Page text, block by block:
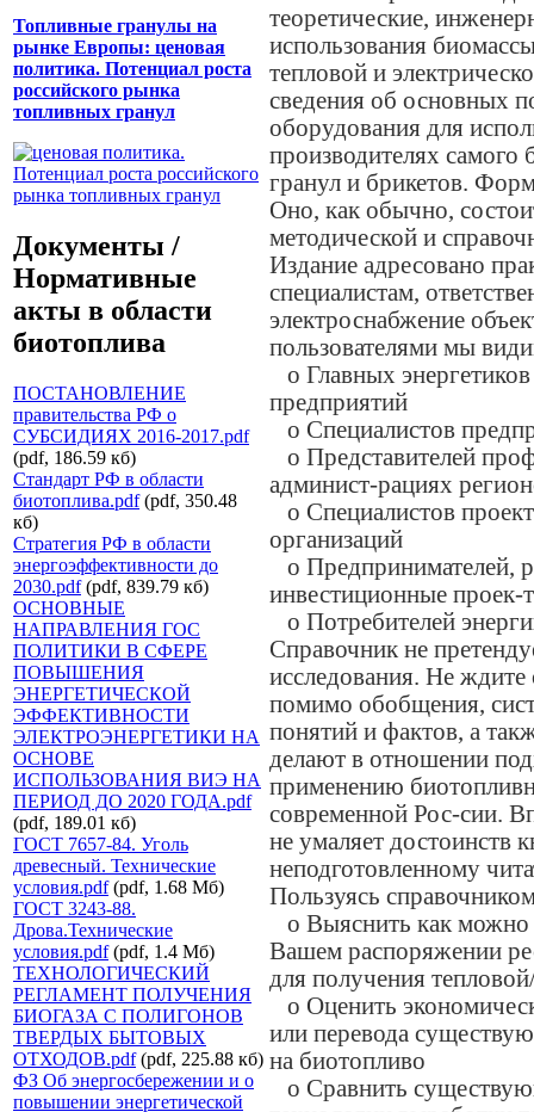
Топливные гранулы на
рынке Европы: ценовая
политика. Потенциал роста
российского рынка
топливных гранул
Документы /
Нормативные
акты в области
биотоплива
ПОСТАНОВЛЕНИЕ
правительства РФ о
СУБСИДИЯХ 2016-2017.pdf
(pdf, 186.59 кб)
Стандарт РФ в области
биотоплива.pdf(pdf, 350.48
кб)
Стратегия РФ в области
энергоэффективности до
2030.pdf(pdf, 839.79 кб)
ОСНОВНЫЕ
НАПРАВЛЕНИЯ ГОС
ПОЛИТИКИ В СФЕРЕ
ПОВЫШЕНИЯ
ЭНЕРГЕТИЧЕСКОЙ
ЭФФЕКТИВНОСТИ
ЭЛЕКТРОЭНЕРГЕТИКИ НА
ОСНОВЕ
ИСПОЛЬЗОВАНИЯ ВИЭ НА
ПЕРИОД ДО 2020 ГОДА.pdf
(pdf, 189.01 кб)
ГОСТ 7657-84. Уголь
древесный. Технические
условия.pdf(pdf, 1.68 Мб)
ГОСТ 3243-88.
Дрова.Технические
условия.pdf(pdf, 1.4 Мб)
ТЕХНОЛОГИЧЕСКИЙ
РЕГЛАМЕНТ ПОЛУЧЕНИЯ
БИОГАЗА С ПОЛИГОНОВ
ТВЕРДЫХ БЫТОВЫХ
ОТХОДОВ.pdf(pdf, 225.88 кб)
ФЗ Об энергосбережении и о
повышении энергетической
теоретические,
использования
тепловой и
сведения об основных
оборудования для
производителях самого
гранул и брикетов.
Оно, как обычно,
методической и
Издание адресовано
специалистам,
электроснабжение
пользователями мы
o Главных
предприятий
o Специалистов
o Представителей
админист-рациях
o Специалистов
организаций
o Предпринимателей,
инвестиционные проек-
o Потребителей
Справочник не
исследования. Не
помимо обобщения,
понятий и фактов, а
делают в отношении
применению
современной Рос-сии.
не умаляет достоинств
неподготовленному
Пользуясь
o Выяснить как можно
Вашем распоряжении
для получения
o Оценить
или перевода
на биотопливо
o Сравнить